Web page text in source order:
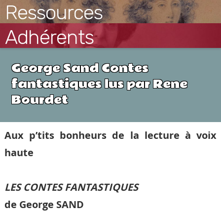
Ressources
Adhérents
George Sand Contes
fantastiques lus par Rene
Bourdet
Aux p’tits bonheurs de la lecture à voix
haute
LES CONTES FANTASTIQUES
de George SAND